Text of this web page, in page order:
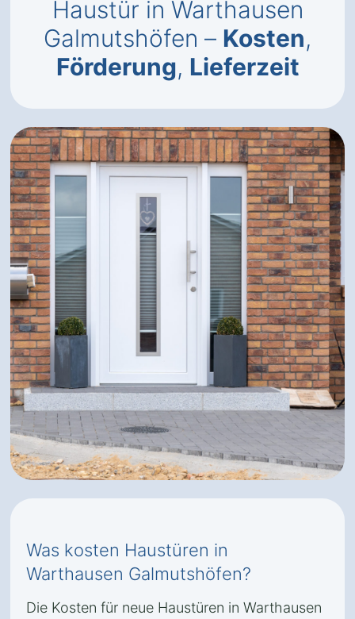
Haustür in Warthausen
Galmutshöfen – Kosten,
Förderung, Lieferzeit
Was kosten Haustüren in
Warthausen Galmutshöfen?
Die Kosten für neue Haustüren in Warthausen